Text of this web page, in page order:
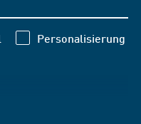
Personalisierung